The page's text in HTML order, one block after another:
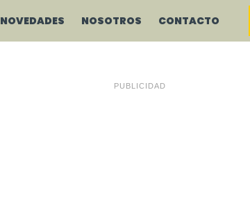
NOVEDADES NOSOTROS CONTACTO
PUBLICIDAD